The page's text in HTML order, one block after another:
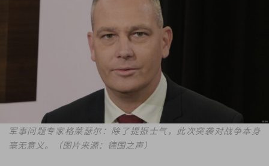
军事问题专家格莱瑟尔：除了提振士气，此次突袭对战争本身
毫无意义。（图片来源：德国之声）